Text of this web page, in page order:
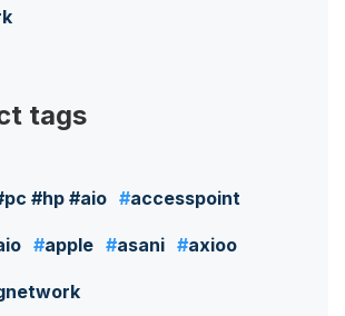
tags
#hp #aio accesspoint
apple asani axioo